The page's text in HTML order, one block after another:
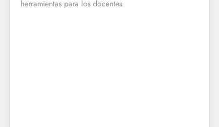
herramientas para los docentes